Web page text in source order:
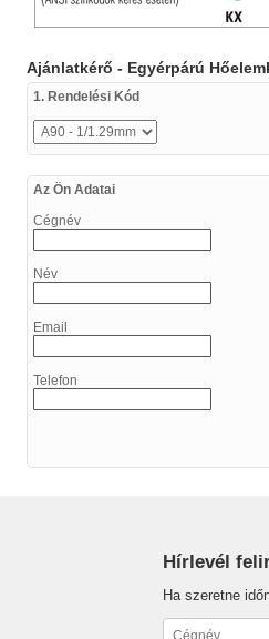
Ajánlatkérő - Egyérpárú
1. Rendelési Kód
Az Ön Adatai
Cégnév
Név
Email
Telefon
Hírlevél
Ha szeretne